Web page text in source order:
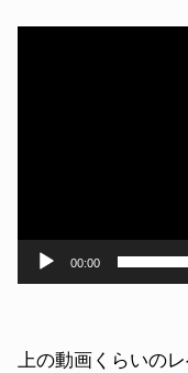
00:00
上の動画くらいの